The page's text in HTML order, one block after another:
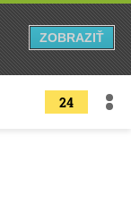
24
ZOBRAZIŤ